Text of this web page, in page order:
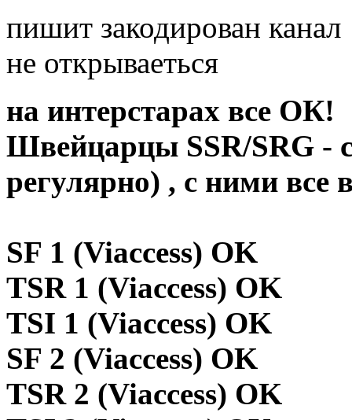
пишит закодирован канал
не открываеться
на интерстарах все ОК!
Швейцарцы SSR/SRG -
регулярно) , с ними все
SF 1 (Viaccess) OK
TSR 1 (Viaccess) OK
TSI 1 (Viaccess) OK
SF 2 (Viaccess) OK
TSR 2 (Viaccess) OK